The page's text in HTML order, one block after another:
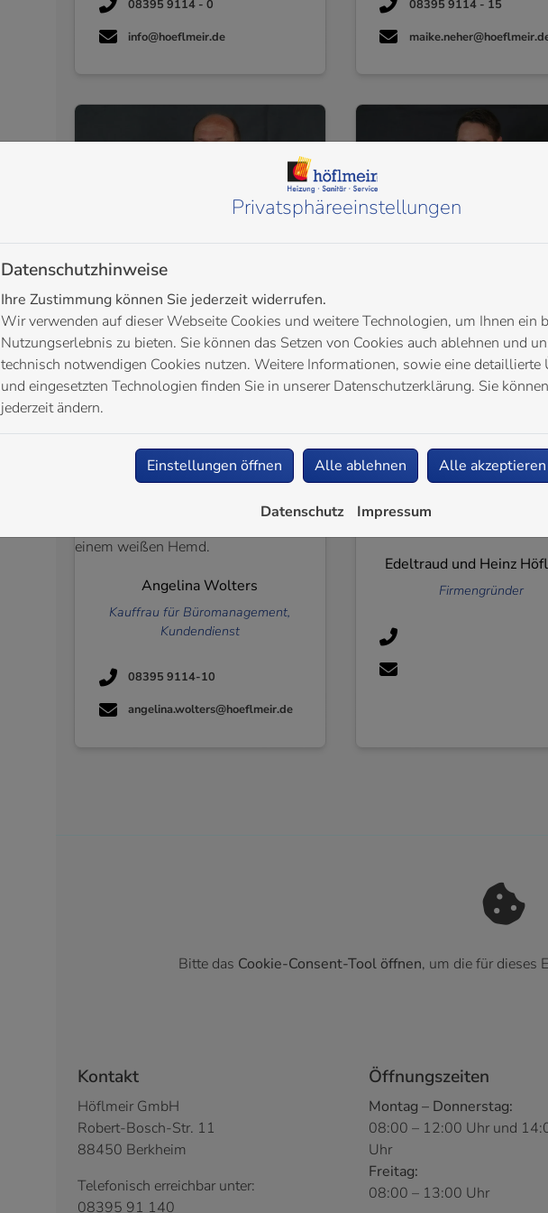
08395 9114 - 0
info@hoeflmeir.de
08395 9114 - 15
Walter Breimaier
Sanitärmeister Heizung, Lüftung,
Sanitär
08395 9114 - 13
Sanitärmeister Heizung
Lüftung
08395 9114 - 14
Angelina Wolters
Kauffrau für Büromanagement,
Kundendienst
08395 9114-10
angelina.wolters@hoeflmeir.de
Edeltraud und Heinz
Firmengründer
Bitte das Cookie-Consent-Tool öffnen, um die für dieses
Footer - Kontaktdaten und Öffnungszeiten
Kontakt
Höflmeir GmbH
Robert-Bosch-Str. 11
88450 Berkheim
Telefonisch erreichbar unter:
08395 91 140
Öffnungszeiten
Montag – Donnerstag:
08:00 – 12:00 Uhr und
Uhr
Freitag:
08:00 – 13:00 Uhr
Privatsphäre­einstellungen
Datenschutzhinweise
Ihre Zustimmung können Sie jederzeit widerrufen.
Wir verwenden auf dieser Webseite Cookies und weitere Technologien, um Ihnen ein
Nutzungserlebnis zu bieten. Sie können das Setzen von Cookies auch ablehnen und
technisch notwendigen Cookies nutzen. Weitere Informationen, sowie eine detaillierte
und eingesetzten Technologien finden Sie in unserer Datenschutzerklärung. Sie
jederzeit ändern.
Einstellungen öffnen Alle ablehnen Alle akzeptieren
Datenschutz Impressum